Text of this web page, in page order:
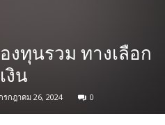
งทุนรวม ทางเลือก
งิน
กรกฎาคม 26, 2024 0